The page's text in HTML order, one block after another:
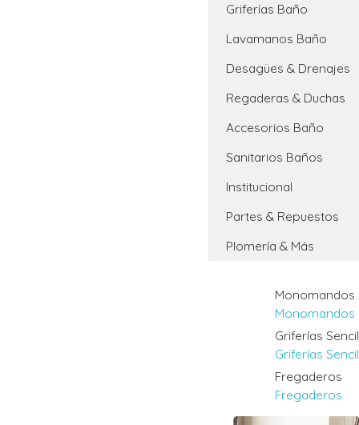
Griferías Baño
Lavamanos Baño
Desagües & Drenajes
Regaderas & Duchas
Accesorios Baño
Sanitarios Baños
Institucional
Partes & Repuestos
Plomería & Más
Monomandos
Monomandos
Griferías
Griferías
Fregaderos
Fregaderos